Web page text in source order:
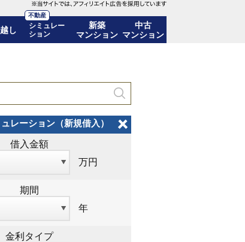
し
不動産
シミュレー
ション
新築
マンション
中古
マンション
レーション（新規借入）
借入金額
万円
期間
年
金利タイプ